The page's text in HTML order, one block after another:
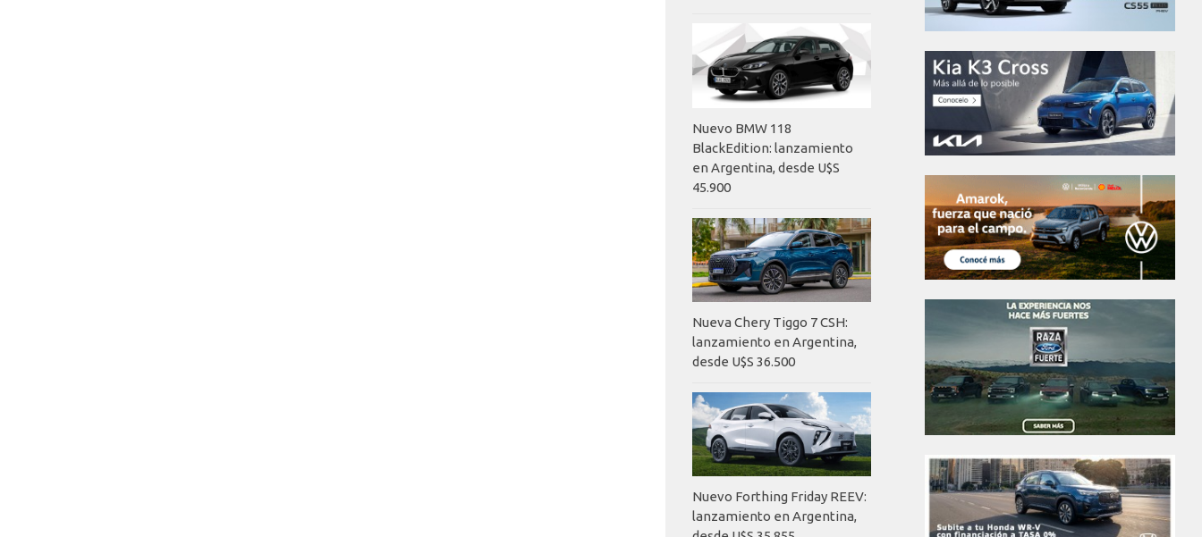
Nuevo BMW 118
BlackEdition: lanzamiento
en Argentina, desde U$S
45.900
Nueva Chery Tiggo 7 CSH:
lanzamiento en Argentina,
desde U$S 36.500
Nuevo Forthing Friday REEV:
lanzamiento en Argentina,